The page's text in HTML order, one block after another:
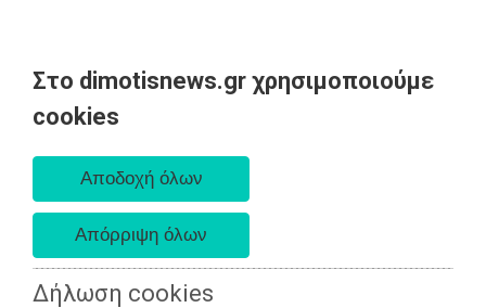
Στο dimotisnews.gr χρησιμοποιούμε
cookies
Δήλωση cookies
AΡΧΙΚΗ
ΕΙΔΗΣΕΙΣ
ΠΟΛΙΤΙΚΗ
ΤΟΠΙΚΗ
ΑΥΤΟΔΙΟΙΚΗΣΗ